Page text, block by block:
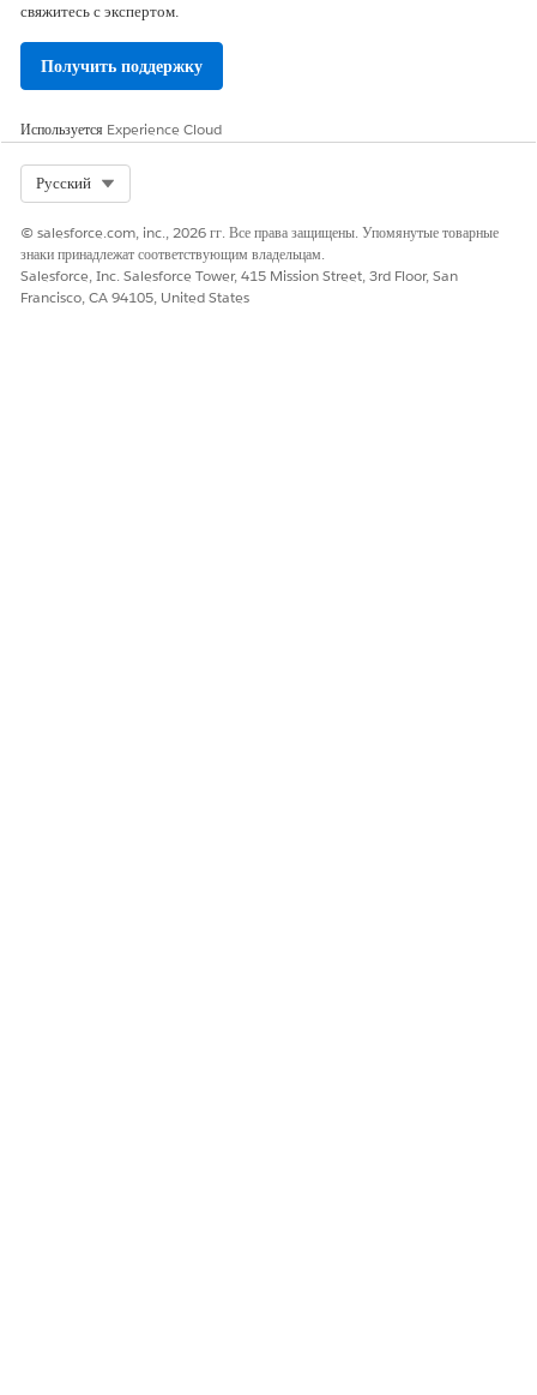
свяжитесь с экспертом.
Получить поддержку
Используется Experience Cloud
Русский
© salesforce.com, inc., 2026 гг. Все права защищены. Упомянутые товарные
знаки принадлежат соответствующим владельцам.
Salesforce, Inc. Salesforce Tower, 415 Mission Street, 3rd Floor, San
Francisco, CA 94105, United States